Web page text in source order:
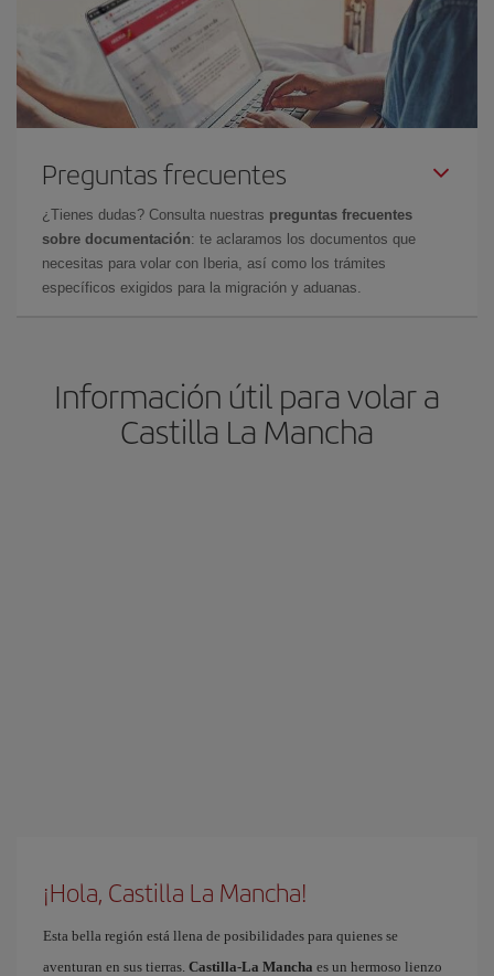
Preguntas frecuentes
¿Tienes dudas? Consulta nuestras preguntas frecuentes
sobre documentación: te aclaramos los documentos que
necesitas para volar con Iberia, así como los trámites
específicos exigidos para la migración y aduanas.
Información útil para volar a
Castilla La Mancha
¡Hola, Castilla La Mancha!
Esta bella región está llena de posibilidades para quienes se
aventuran en sus tierras. Castilla-La Mancha es un hermoso lienzo